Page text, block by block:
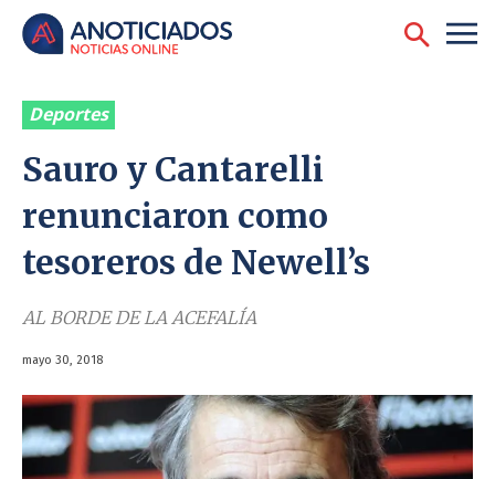
Deportes
Sauro y Cantarelli
renunciaron como
tesoreros de Newell’s
AL BORDE DE LA ACEFALÍA
mayo 30, 2018